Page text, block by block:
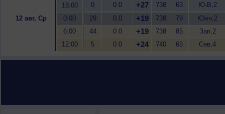
18:00
0 0.0 +27 738 63
Ю-В,2
12 авг, Ср
0:00 29 0.0 +19 738 79
Южн,2
6:00
44 0.0 +19 738 85
Зап,2
12:00
5 0.0 +24 740 65 Сев,4